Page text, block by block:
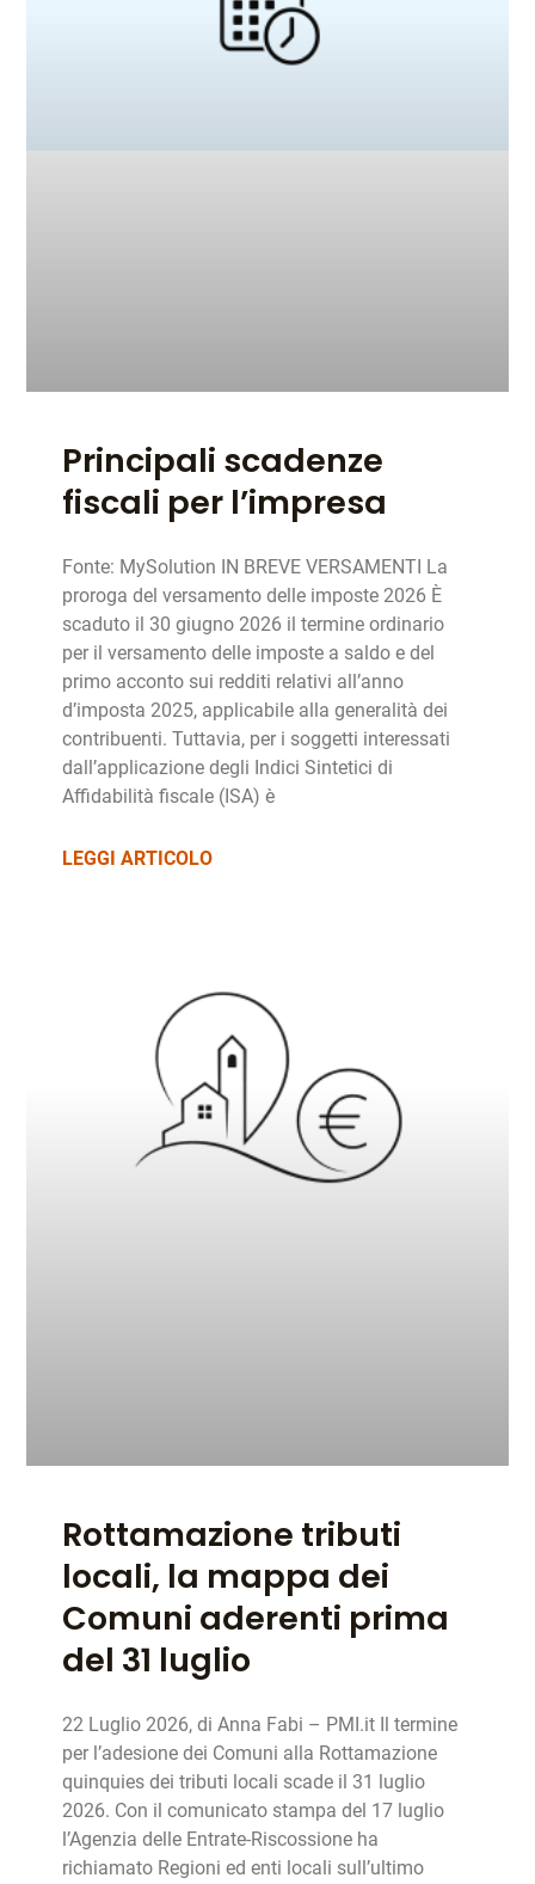
Principali scadenze
fiscali per l’impresa
Fonte: MySolution IN BREVE VERSAMENTI La
proroga del versamento delle imposte 2026 È
scaduto il 30 giugno 2026 il termine ordinario
per il versamento delle imposte a saldo e del
primo acconto sui redditi relativi all’anno
d’imposta 2025, applicabile alla generalità dei
contribuenti. Tuttavia, per i soggetti interessati
dall’applicazione degli Indici Sintetici di
Affidabilità fiscale (ISA) è
LEGGI ARTICOLO
Rottamazione tributi
locali, la mappa dei
Comuni aderenti prima
del 31 luglio
22 Luglio 2026, di Anna Fabi – PMI.it Il termine
per l’adesione dei Comuni alla Rottamazione
quinquies dei tributi locali scade il 31 luglio
2026. Con il comunicato stampa del 17 luglio
l’Agenzia delle Entrate-Riscossione ha
richiamato Regioni ed enti locali sull’ultimo